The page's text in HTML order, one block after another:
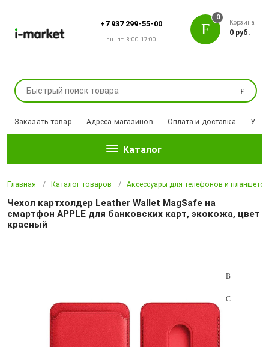
+7 937 299-55-00
пн.-пт. 8:00-17:00
Поиск
0
Корзина
0 руб.
Заказать товар Адреса магазинов Оплата и доставка
Каталог
Главная Каталог товаров Аксессуары для телефонов и планшетов
Чехол картхолдер Leather Wallet MagSafe на
смартфон APPLE для банковских карт, экокожа, цвет
красный